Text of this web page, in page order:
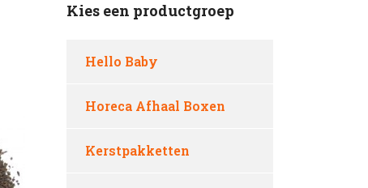
Kies een productgroep
Hello Baby
Horeca Afhaal Boxen
Kerstpakketten